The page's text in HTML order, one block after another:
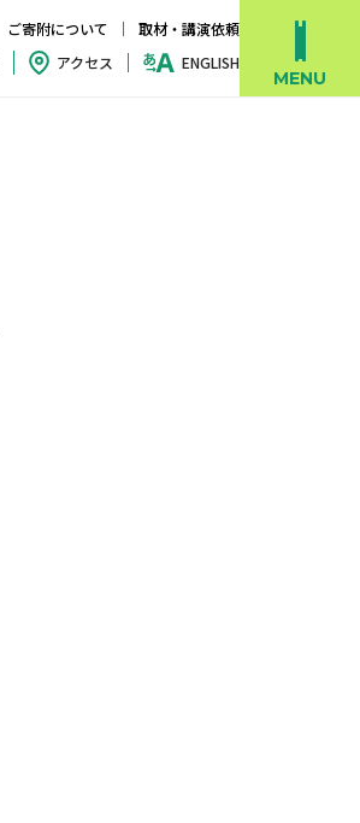
ご寄附について
取材・講演依頼
アクセス ENGLISH